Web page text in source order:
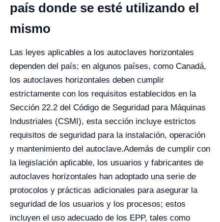
país donde se esté utilizando el
mismo
Las leyes aplicables a los autoclaves horizontales
dependen del país; en algunos países, como Canadá,
los autoclaves horizontales deben cumplir
estrictamente con los requisitos establecidos en la
Sección 22.2 del Código de Seguridad para Máquinas
Industriales (CSMI), esta sección incluye estrictos
requisitos de seguridad para la instalación, operación
y mantenimiento del autoclave.Además de cumplir con
la legislación aplicable, los usuarios y fabricantes de
autoclaves horizontales han adoptado una serie de
protocolos y prácticas adicionales para asegurar la
seguridad de los usuarios y los procesos; estos
incluyen el uso adecuado de los EPP, tales como